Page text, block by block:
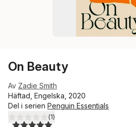
On Beauty
Av Zadie Smith
Häftad, Engelska, 2020
Del i serien Penguin Essentials
5,0utav 5 stjärnor. Totalt antal röster:
(1)